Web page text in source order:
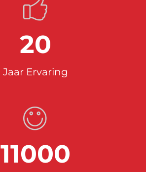
20
Jaar Ervaring
11000